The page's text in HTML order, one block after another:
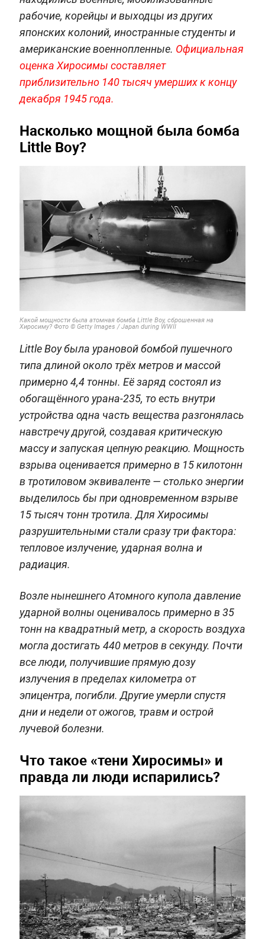
рабочие, корейцы и выходцы из других
японских колоний, иностранные студенты и
американские военнопленные. Официальная
оценка Хиросимы составляет
приблизительно 140 тысяч умерших к концу
декабря 1945 года.
Насколько мощной была бомба
Little Boy?
Какой мощности была атомная бомба Little Boy, сброшенная на
Хиросиму? Фото © Getty Images / Japan during WWII
Little Boy была урановой бомбой пушечного
типа длиной около трёх метров и массой
примерно 4,4 тонны. Её заряд состоял из
обогащённого урана-235, то есть внутри
устройства одна часть вещества разгонялась
навстречу другой, создавая критическую
массу и запуская цепную реакцию. Мощность
взрыва оценивается примерно в 15 килотонн
в тротиловом эквиваленте — столько энергии
выделилось бы при одновременном взрыве
15 тысяч тонн тротила. Для Хиросимы
разрушительными стали сразу три фактора:
тепловое излучение, ударная волна и
радиация.
Возле нынешнего Атомного купола давление
ударной волны оценивалось примерно в 35
тонн на квадратный метр, а скорость воздуха
могла достигать 440 метров в секунду. Почти
все люди, получившие прямую дозу
излучения в пределах километра от
эпицентра, погибли. Другие умерли спустя
дни и недели от ожогов, травм и острой
лучевой болезни.
Что такое «тени Хиросимы» и
правда ли люди испарились?